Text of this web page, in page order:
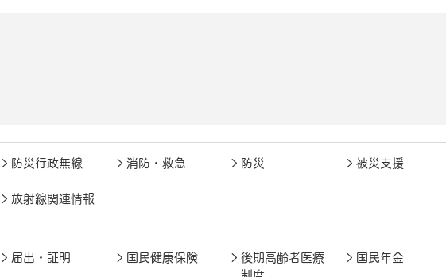
防災行政無線 消防・救急 防災 被災支援
放射線関連情報
届出・証明 国民健康保険
後期高齢者医療
国民年金